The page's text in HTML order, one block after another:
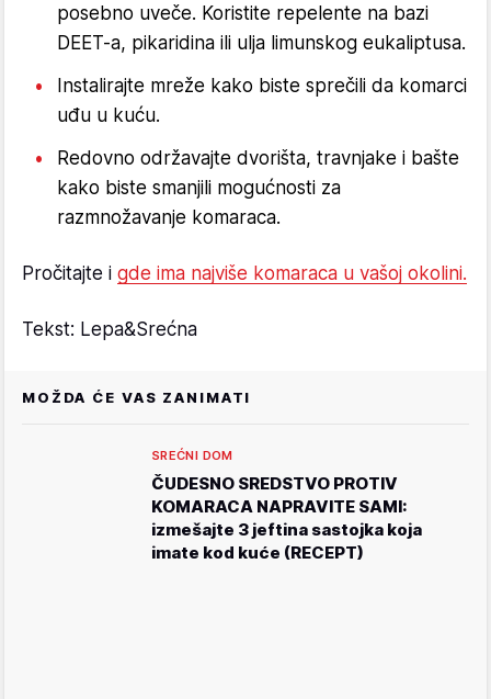
posebno uveče. Koristite repelente na bazi
DEET-a, pikaridina ili ulja limunskog eukaliptusa.
Instalirajte mreže kako biste sprečili da komarci
uđu u kuću.
Redovno održavajte dvorišta, travnjake i bašte
kako biste smanjili mogućnosti za
razmnožavanje komaraca.
Pročitajte i gde ima najviše komaraca u vašoj okolini.
Tekst: Lepa&Srećna
MOŽDA ĆE VAS ZANIMATI
SREĆNI DOM
ČUDESNO SREDSTVO PROTIV
KOMARACA NAPRAVITE SAMI:
izmešajte 3 jeftina sastojka koja
imate kod kuće (RECEPT)